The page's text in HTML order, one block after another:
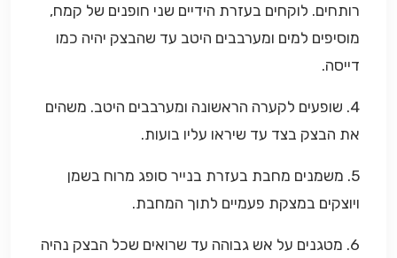
רותחים. לוקחים בעזרת הידיים שני חופנים של קמח,
מוסיפים למים ומערבבים היטב עד שהבצק יהיה כמו
דייסה.
4. שופעים לקערה הראשונה ומערבבים היטב. משהים
את הבצק בצד עד שיראו עליו בועות.
5. משמנים מחבת בעזרת בנייר סופג מרוח בשמן
ויוצקים במצקת פעמיים לתוך המחבת.
6. מטגנים על אש גבוהה עד שרואים שכל הבצק נהיה